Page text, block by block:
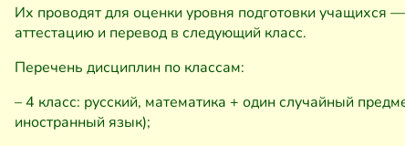
Их проводят для оценки уровня подготовки учащихся
аттестацию и перевод в следующий класс.
Перечень дисциплин по классам:
– 4 класс: русский, математика + один случайный
иностранный язык);